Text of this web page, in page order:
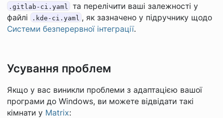
.gitlab-ci.yaml
та перелічити ваші залежності у
файлі
.kde-ci.yaml , як зазначено у підручнику щодо
Системи безперервної інтеграції.
Усування проблем
Якщо у вас виникли проблеми з адаптацією вашої
програми до Windows, ви можете відвідати такі
кімнати у Matrix: